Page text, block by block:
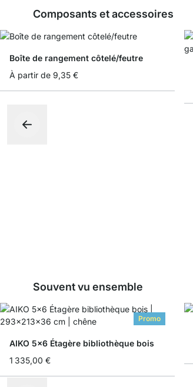
Composants et accessoires
Boîte de rangement côtelé/feutre
À partir de 9,35 €
Souvent vu ensemble
Promo
AIKO 5x6 Étagère bibliothèque bois
1 335,00 €